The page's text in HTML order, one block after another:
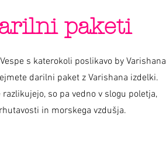
paketi
s katerokoli poslikavo by Varishana
darilni paket z Varishana izdelki.
razlikujejo, so pa vedno v slogu poletja,
in morskega vzdušja.